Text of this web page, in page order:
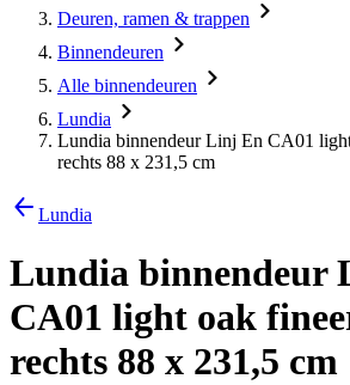
Deuren, ramen & trappen
Binnendeuren
Alle binnendeuren
Lundia
Lundia binnendeur Linj En CA01
rechts 88 x 231,5 cm
Lundia
Lundia binnendeur
CA01 light oak
rechts 88 x 231,5 cm